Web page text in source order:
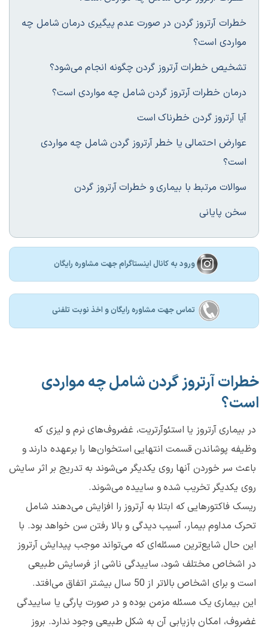
خطرات آرتروز گردن در صورت عدم پیگیری درمان شامل چه
مواردی است؟
تشخیص خطرات آرتروز گردن چگونه انجام می‌شود؟
درمان خطرات آرتروز گردن شامل چه مواردی است؟
آیا آرتروز گردن خطرناک است
عوارض احتمالی یا خطر آرتروز گردن شامل چه مواردی
است؟
سوالات مرتبط با بیماری و خطرات آرتروز گردن
سخن پایانی
ورود به کانال اینستاگرام جهت مشاوره رایگان
تماس جهت مشاوره رايگان و اخذ نوبت تلفنی
خطرات آرتروز گردن شامل چه مواردی
است؟
در بیماری آرتروز یا استئوآرتریت، غضروف‌های نرم و لیزی که
وظیفه پوشاندن قسمت انتهایی استخوان‌ها را برعهده دارند و
باعث سر خوردن آنها روی یکدیگر می‌شوند به تدریج بر اثر سایش
روی یکدیگر تخریب شده و ساییده می‌شوند.
ریسک فاکتورهایی که ابتلا به آرتروز را افزایش می‌دهند شامل
تحرک مداوم بیمار، آسیب دیدگی و بالا رفتن سن خواهد بود. با
این حال شایع‌ترین مسئله‌ای که می‌تواند موجب پیدایش آرتروز
در اشخاص مختلف شود، ساییدگی ناشی از فرسایش طبیعی
است و برای اشخاص بالاتر از 50 سال بیشتر اتفاق می‌افتد.
این بیماری یک مسئله مزمن بوده و در صورت پارگی یا ساییدگی
غضروف، امکان بازیابی آن به شکل طبیعی وجود ندارد. بروز